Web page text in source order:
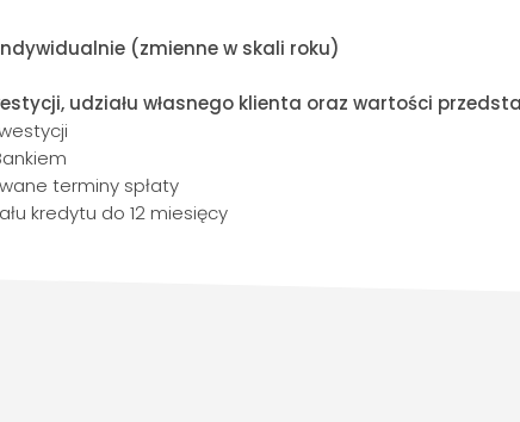
(zmienne w skali roku)
udziału własnego klienta oraz wartości
terminy spłaty
kredytu do 12 miesięcy